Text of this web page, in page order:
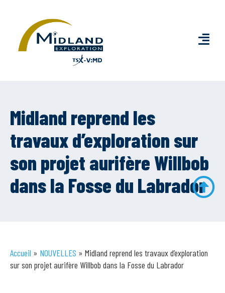
Midland reprend les
travaux d’exploration sur
son projet aurifère Willbob
dans la Fosse du Labrador
Accueil » NOUVELLES » Midland reprend les travaux d’exploration
sur son projet aurifère Willbob dans la Fosse du Labrador